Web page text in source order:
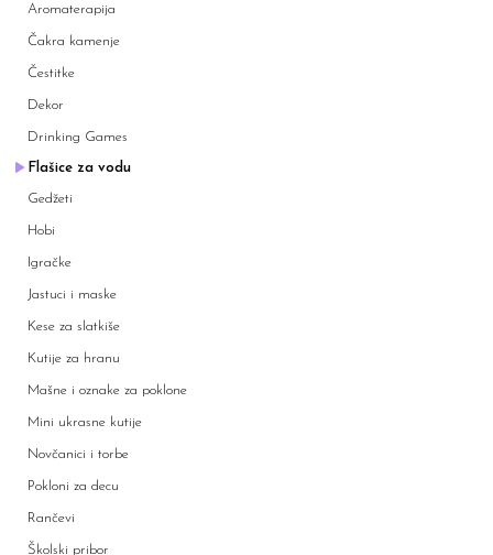
Aromaterapija
Čakra kamenje
Čestitke
Dekor
Drinking Games
Flašice za vodu
Gedžeti
Hobi
Igračke
Jastuci i maske
Kese za slatkiše
Kutije za hranu
Mašne i oznake za poklone
Mini ukrasne kutije
Novčanici i torbe
Pokloni za decu
Rančevi
Školski pribor